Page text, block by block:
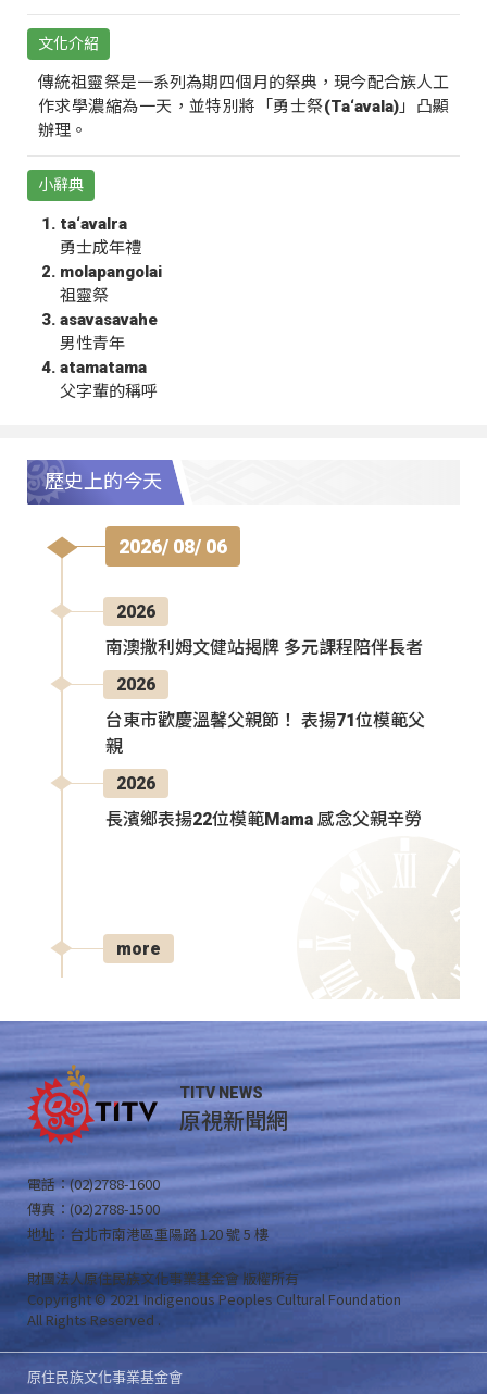
文化介紹
傳統祖靈祭是一系列為期四個月的祭典，現今配合族人工
作求學濃縮為一天，並特別將「勇士祭(Ta‘avala)」凸顯
辦理。
小辭典
ta‘avalra
勇士成年禮
molapangolai
祖靈祭
asavasavahe
男性青年
atamatama
父字輩的稱呼
歷史上的今天
2026/ 08/ 06
2026
南澳撒利姆文健站揭牌 多元課程陪伴長者
2026
台東市歡慶溫馨父親節！ 表揚71位模範父
親
2026
長濱鄉表揚22位模範Mama 感念父親辛勞
more
TITV NEWS
原視新聞網
電話：(02)2788-1600
傳真：(02)2788-1500
地址：台北市南港區重陽路 120 號 5 樓
財團法人原住民族文化事業基金會 版權所有
Copyright © 2021 Indigenous Peoples Cultural Foundation
All Rights Reserved .
原住民族文化事業基金會